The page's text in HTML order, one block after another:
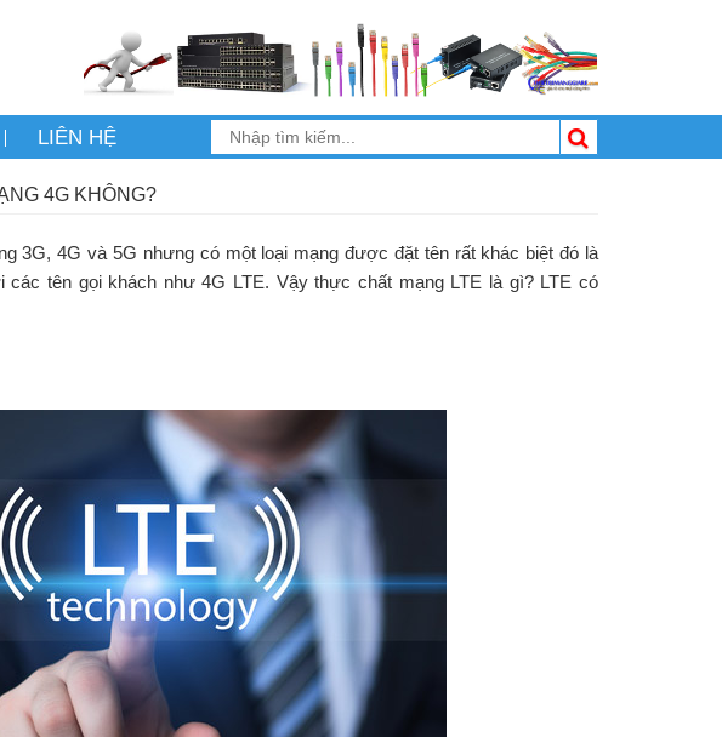
LIÊN HỆ
4G KHÔNG?
3G, 4G và 5G nhưng có một loại mạng được đặt tên rất khác biệt đó là
các tên gọi khách như 4G LTE. Vậy thực chất mạng LTE là gì? LTE có